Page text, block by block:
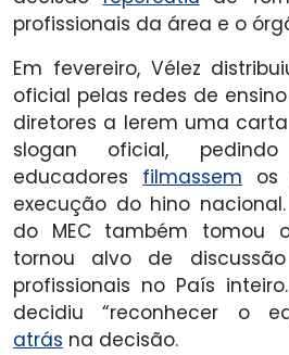
profissionais da área e o
Em fevereiro, Vélez
oficial pelas redes de
diretores a lerem uma
slogan oficial,
educadores filmassem os
execução do hino
do MEC também tomou
tornou alvo de
profissionais no País
decidiu “reconhecer o
atrás na decisão.